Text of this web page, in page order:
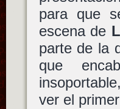
para que
escena de
parte de la
que
ver el